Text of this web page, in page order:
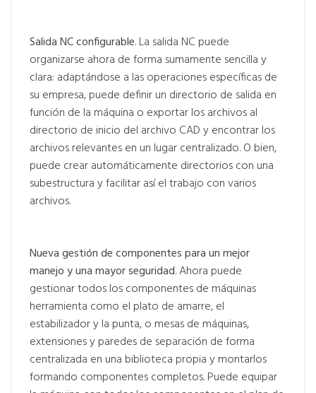
Salida NC configurable. La salida NC puede
organizarse ahora de forma sumamente sencilla y
clara: adaptándose a las operaciones específicas de
su empresa, puede definir un directorio de salida en
función de la máquina o exportar los archivos al
directorio de inicio del archivo CAD y encontrar los
archivos relevantes en un lugar centralizado. O bien,
puede crear automáticamente directorios con una
subestructura y facilitar así el trabajo con varios
archivos.
Nueva gestión de componentes para un mejor
manejo y una mayor seguridad. Ahora puede
gestionar todos los componentes de máquinas
herramienta como el plato de amarre, el
estabilizador y la punta, o mesas de máquinas,
extensiones y paredes de separación de forma
centralizada en una biblioteca propia y montarlos
formando componentes completos. Puede equipar